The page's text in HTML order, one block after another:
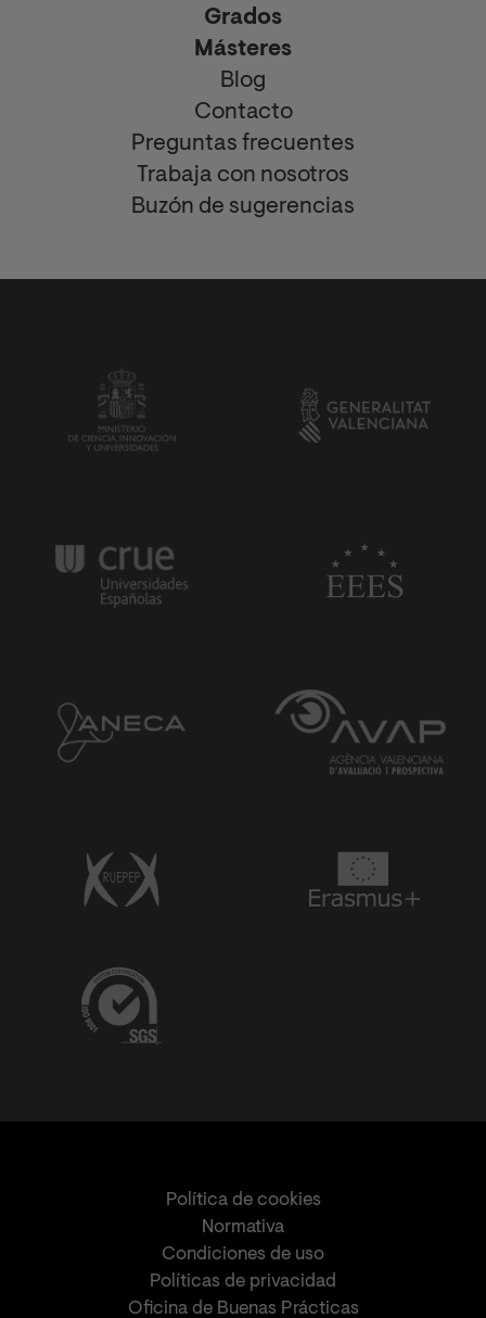
Grados
Másteres
Blog
Contacto
Preguntas frecuentes
Trabaja con nosotros
Buzón de sugerencias
Política de cookies
Normativa
Condiciones de uso
Políticas de privacidad
Oficina de Buenas Prácticas